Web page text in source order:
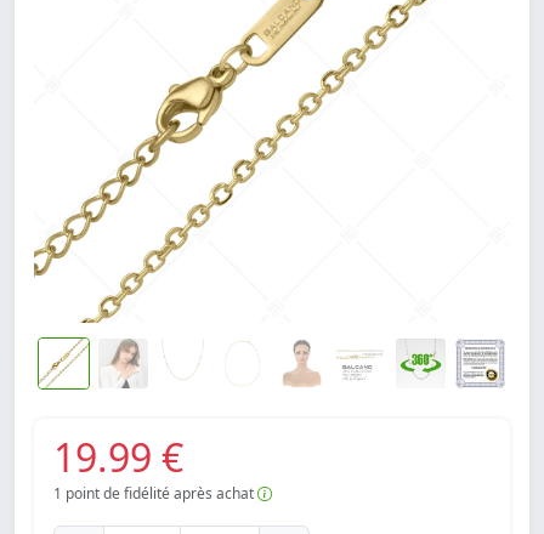
19.99 €
1 point de fidélité après achat